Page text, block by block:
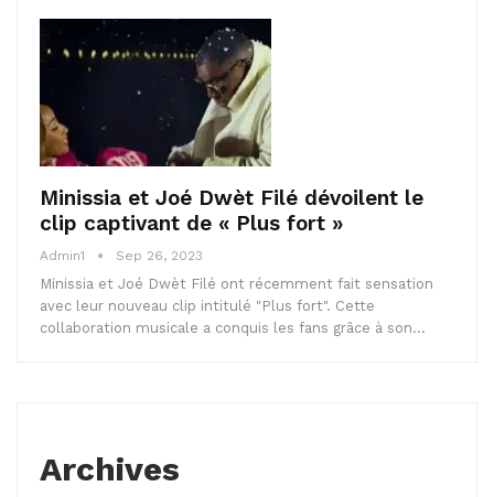
Minissia et Joé Dwèt Filé dévoilent le
clip captivant de « Plus fort »
Admin1 Sep 26, 2023
Minissia et Joé Dwèt Filé ont récemment fait sensation
avec leur nouveau clip intitulé "Plus fort". Cette
collaboration musicale a conquis les fans grâce à son…
Archives